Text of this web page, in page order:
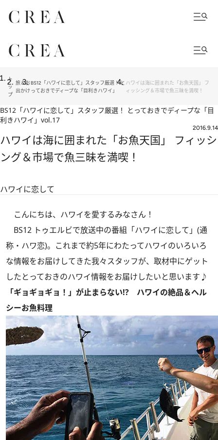
ト
ッ
プ
旅＆お
出かけ
BS12「ハワイに恋して」スタッフ厳選！ と
っておきでディープな「目利きハワイ」
ハワイは海に囲まれた「お魚天国」 フ
ィッシング＆市場で魚三昧を満喫！
BS12「ハワイに恋して」スタッフ厳選！ とっておきでディープな「目
利きハワイ」 vol.17
2016.9.14
ハワイは海に囲まれた「お魚天国」 フィッシ
ング＆市場で魚三昧を満喫！
ハワイに恋して
こんにちは、ハワイを愛するみなさん！
BS12 トゥエルビで放送中の番組「ハワイに恋して」(通
称・ハワ恋)。これまで約5年にわたってハワイのいろいろ
な情報をお届けしてきた我々スタッフが、取材中にゲット
したとっておきのハワイ情報をお届けしたいと思います♪
「ギョギョギョ！」が止まらない!? ハワイの絶品＆ヘル
シーお魚料理